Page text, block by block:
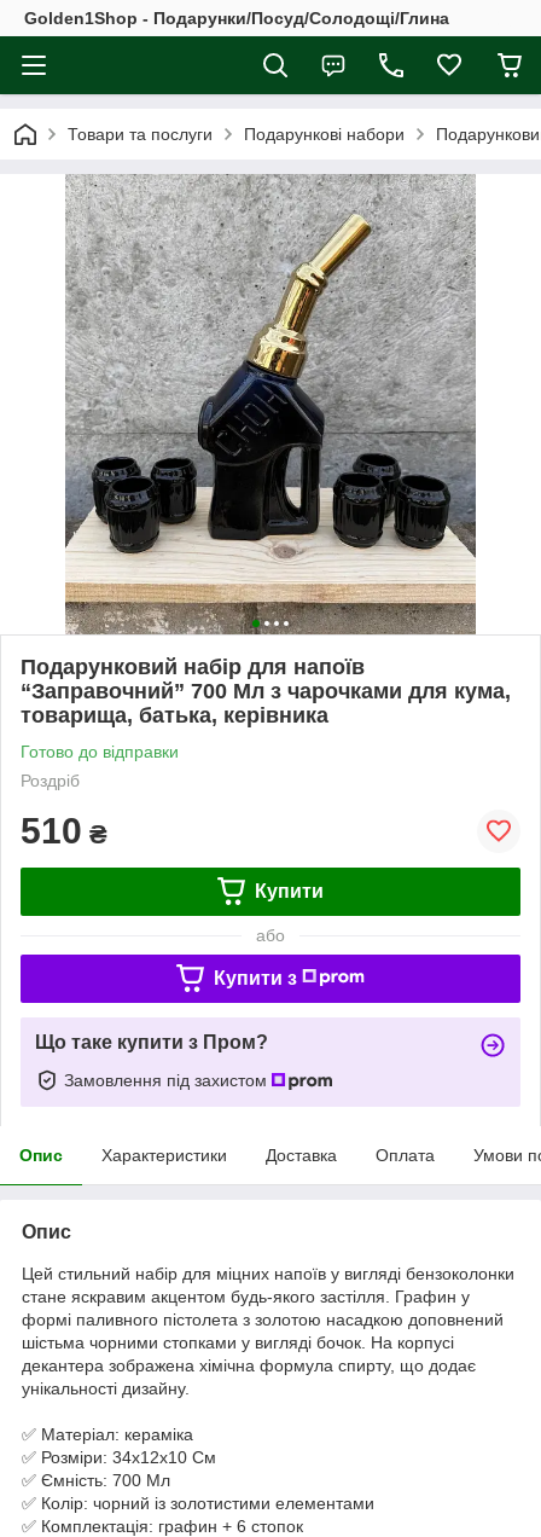
Golden1Shop - Подарунки/Посуд/Солодощі/Глина
Товари та послуги Подарункові набори
Подарунковий набір для напоїв
“Заправочний” 700 Мл з чарочками для кума,
товарища, батька, керівника
Готово до відправки
Роздріб
510 ₴
Купити
або
Купити з
Що таке купити з Пром?
Замовлення під захистом
Опис Характеристики Доставка Оплата Умови
Опис
Цей стильний набір для міцних напоїв у вигляді бензоколонки
стане яскравим акцентом будь-якого застілля. Графин у
формі паливного пістолета з золотою насадкою доповнений
шістьма чорними стопками у вигляді бочок. На корпусі
декантера зображена хімічна формула спирту, що додає
унікальності дизайну.
✅ Матеріал: кераміка
✅ Розміри: 34х12х10 См
✅ Ємність: 700 Мл
✅ Колір: чорний із золотистими елементами
✅ Комплектація: графин + 6 стопок